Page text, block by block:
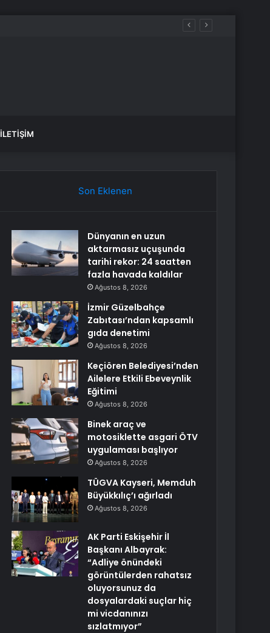
İLETIŞIM
Son Eklenen
Dünyanın en uzun
aktarmasız uçuşunda
tarihi rekor: 24 saatten
fazla havada kaldılar
Ağustos 8, 2026
İzmir Güzelbahçe
Zabıtası’ndan kapsamlı
gıda denetimi
Ağustos 8, 2026
Keçiören Belediyesi’nden
Ailelere Etkili Ebeveynlik
Eğitimi
Ağustos 8, 2026
Binek araç ve
motosiklette asgari ÖTV
uygulaması başlıyor
Ağustos 8, 2026
TÜGVA Kayseri, Memduh
Büyükkılıç’ı ağırladı
Ağustos 8, 2026
AK Parti Eskişehir İl
Başkanı Albayrak:
“Adliye önündeki
görüntülerden rahatsız
oluyorsunuz da
dosyalardaki suçlar hiç
mi vicdanınızı
sızlatmıyor”